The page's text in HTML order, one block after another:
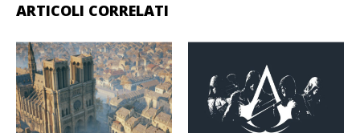
ARTICOLI CORRELATI